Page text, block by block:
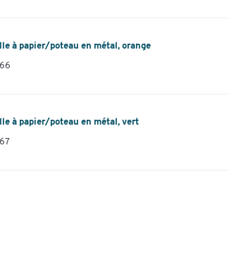
à papier/poteau en métal, orange
à papier/poteau en métal, vert